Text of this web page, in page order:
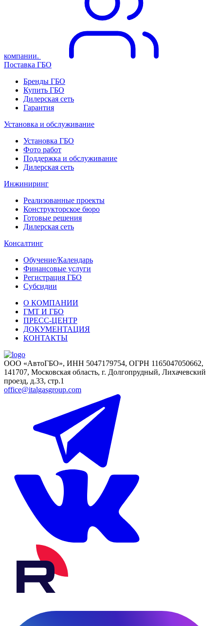
компании.
Поставка ГБО
Бренды ГБО
Купить ГБО
Дилерская сеть
Гарантия
Установка и обслуживание
Установка ГБО
Фото работ
Поддержка и обслуживание
Дилерская сеть
Инжиниринг
Реализованные проекты
Конструкторское бюро
Готовые решения
Дилерская сеть
Консалтинг
Обучение/Календарь
Финансовые услуги
Регистрация ГБО
Субсидии
О КОМПАНИИ
ГМТ И ГБО
ПРЕСС-ЦЕНТР
ДОКУМЕНТАЦИЯ
КОНТАКТЫ
ООО «АвтоГБО», ИНН 5047179754, ОГРН 1165047050662,
141707, Московская область, г. Долгопрудный, Лихачевский
проезд, д.33, стр.1
office@italgasgroup.com